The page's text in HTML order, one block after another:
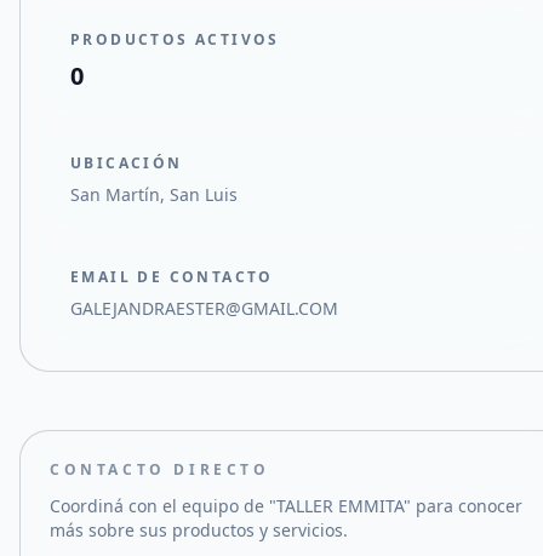
PRODUCTOS ACTIVOS
0
UBICACIÓN
San Martín, San Luis
EMAIL DE CONTACTO
GALEJANDRAESTER@GMAIL.COM
CONTACTO DIRECTO
Coordiná con el equipo de "TALLER EMMITA" para conocer
más sobre sus productos y servicios.